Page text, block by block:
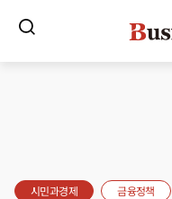
시민과경제 금융정책